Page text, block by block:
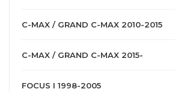
C-MAX / GRAND C-MAX 2010-2015
C-MAX / GRAND C-MAX 2015-
FOCUS I 1998-2005